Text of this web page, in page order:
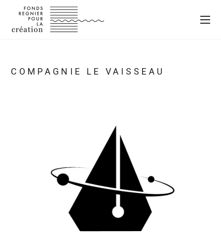
COMPAGNIE LE VAISSEAU